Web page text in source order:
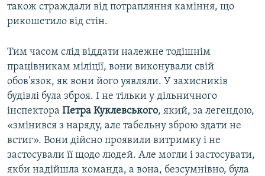
також страждали від потрапляння каміння, що
рикошетило від стін.
Тим часом слід віддати належне тодішнім
працівникам міліції, вони виконували свій
обов'язок, як вони його уявляли. У захисників
будівлі була зброя. І не тільки у дільничного
інспектора Петра Куклевського, який, за легендою,
«змінився з наряду, але табельну зброю здати не
встиг». Вони дійсно проявили витримку і не
застосували її щодо людей. Але могли і застосувати,
якби надійшла команда, а вона, безсумнівно, була